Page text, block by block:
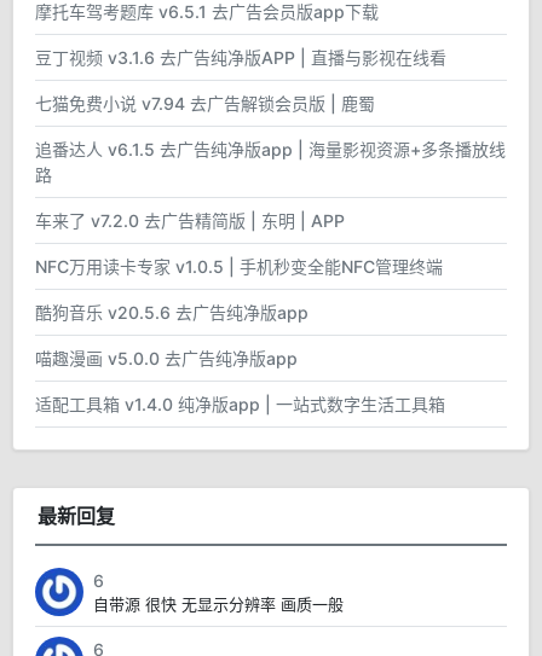
摩托车驾考题库 v6.5.1 去广告会员版app下载
豆丁视频 v3.1.6 去广告纯净版APP | 直播与影视在线看
七猫免费小说 v7.94 去广告解锁会员版 | 鹿蜀
追番达人 v6.1.5 去广告纯净版app | 海量影视资源+多条播放线
路
车来了 v7.2.0 去广告精简版 | 东明 | APP
NFC万用读卡专家 v1.0.5 | 手机秒变全能NFC管理终端
酷狗音乐 v20.5.6 去广告纯净版app
喵趣漫画 v5.0.0 去广告纯净版app
适配工具箱 v1.4.0 纯净版app | 一站式数字生活工具箱
最新回复
6
自带源 很快 无显示分辨率 画质一般
6